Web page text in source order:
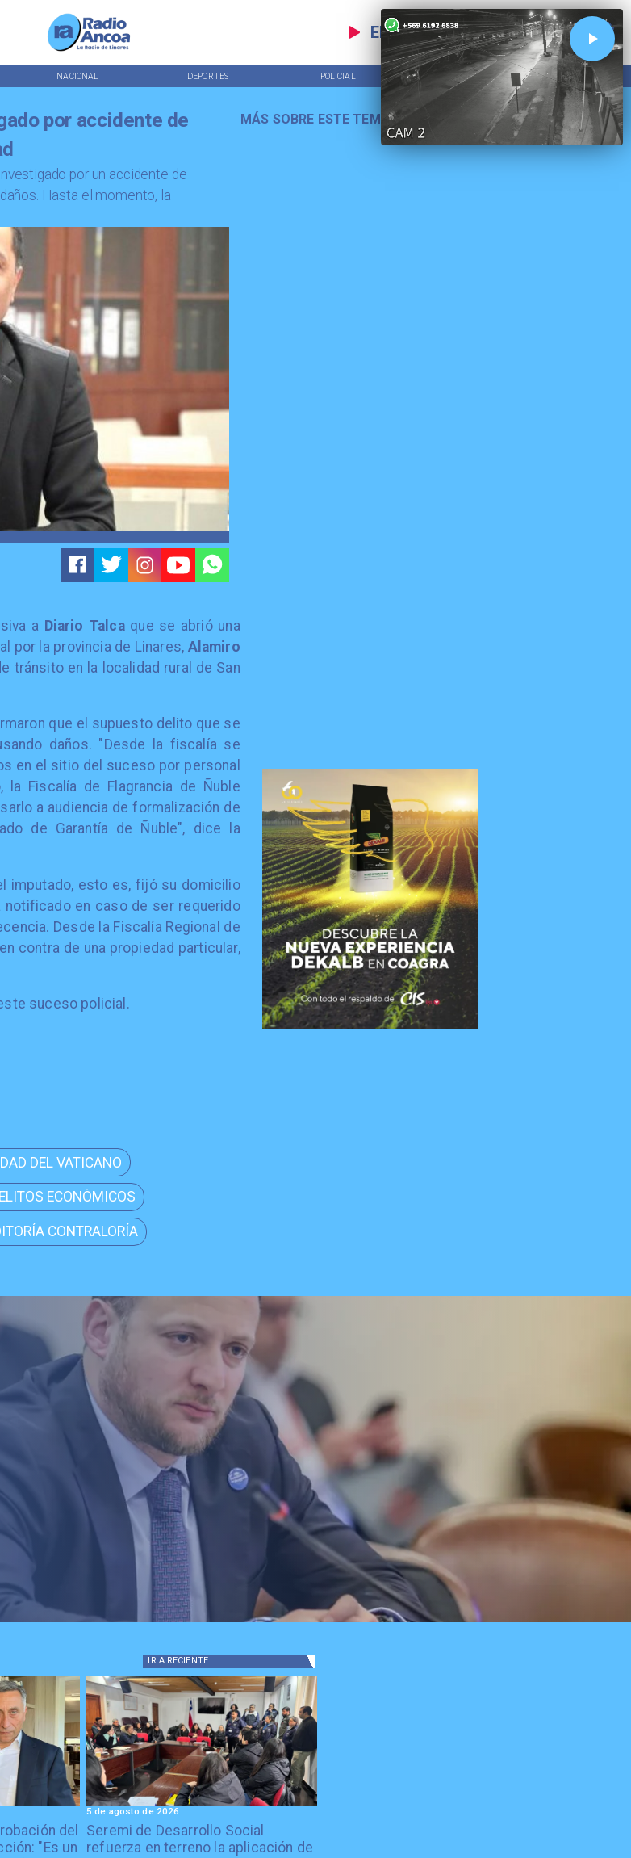
EN VIVO
NACIONAL DEPORTES POLICIAL TENDENCIAS
MÁS SOBRE ESTE TEMA
por accidente de
por un accidente de
Hasta el momento, la
a Diario Talcaque se abrió una
por la provincia de Linares, Alamiro
tránsito en la localidad rural de San
que el supuesto delito que se
daños. "Desde la fiscalía se
en el sitio del suceso por personal
la Fiscalía de Flagrancia de Ñuble
a audiencia de formalización de
de Garantía de Ñuble", dice la
imputado, esto es, fijó su domicilio
notificado en caso de ser requerido
Desde la Fiscalía Regional de
contra de una propiedad particular,
suceso policial.
DEL VATICANO
ECONÓMICOS
CONTRALORÍA
IR A RECIENTE
del
"Es un
Seremi de Desarrollo Social
refuerza en terreno la aplicación de
5 de agosto de 2026